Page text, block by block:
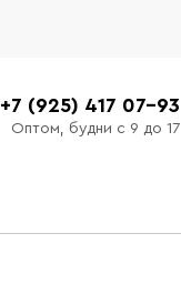
+7 (925) 417 07-93
Оптом, будни с 9 до 17